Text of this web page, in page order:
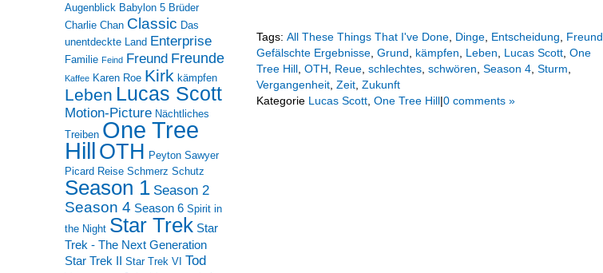
Tags: All These Things That I've Done Dinge Entscheidung Freund
Gefälschte Ergebnisse Grund kämpfen Leben Lucas Scott One
Tree Hill OTH Reue schlechtes schwören Season 4 Sturm
Vergangenheit Zeit Zukunft
Kategorie Lucas Scott One Tree Hill|0 comments »
Augenblick Babylon 5 Brüder
Charlie Chan Classic Das
unentdeckte Land Enterprise
Familie Feind Freund Freunde
Kaffee Karen Roe Kirk kämpfen
Leben Lucas Scott
Motion-Picture Nächtliches
Treiben One Tree
Hill OTH Peyton Sawyer
Picard Reise Schmerz Schutz
Season 1 Season 2
Season 4 Season 6 Spirit in
the Night Star Trek Star
Trek - The Next Generation
Star Trek II Star Trek VI Tod